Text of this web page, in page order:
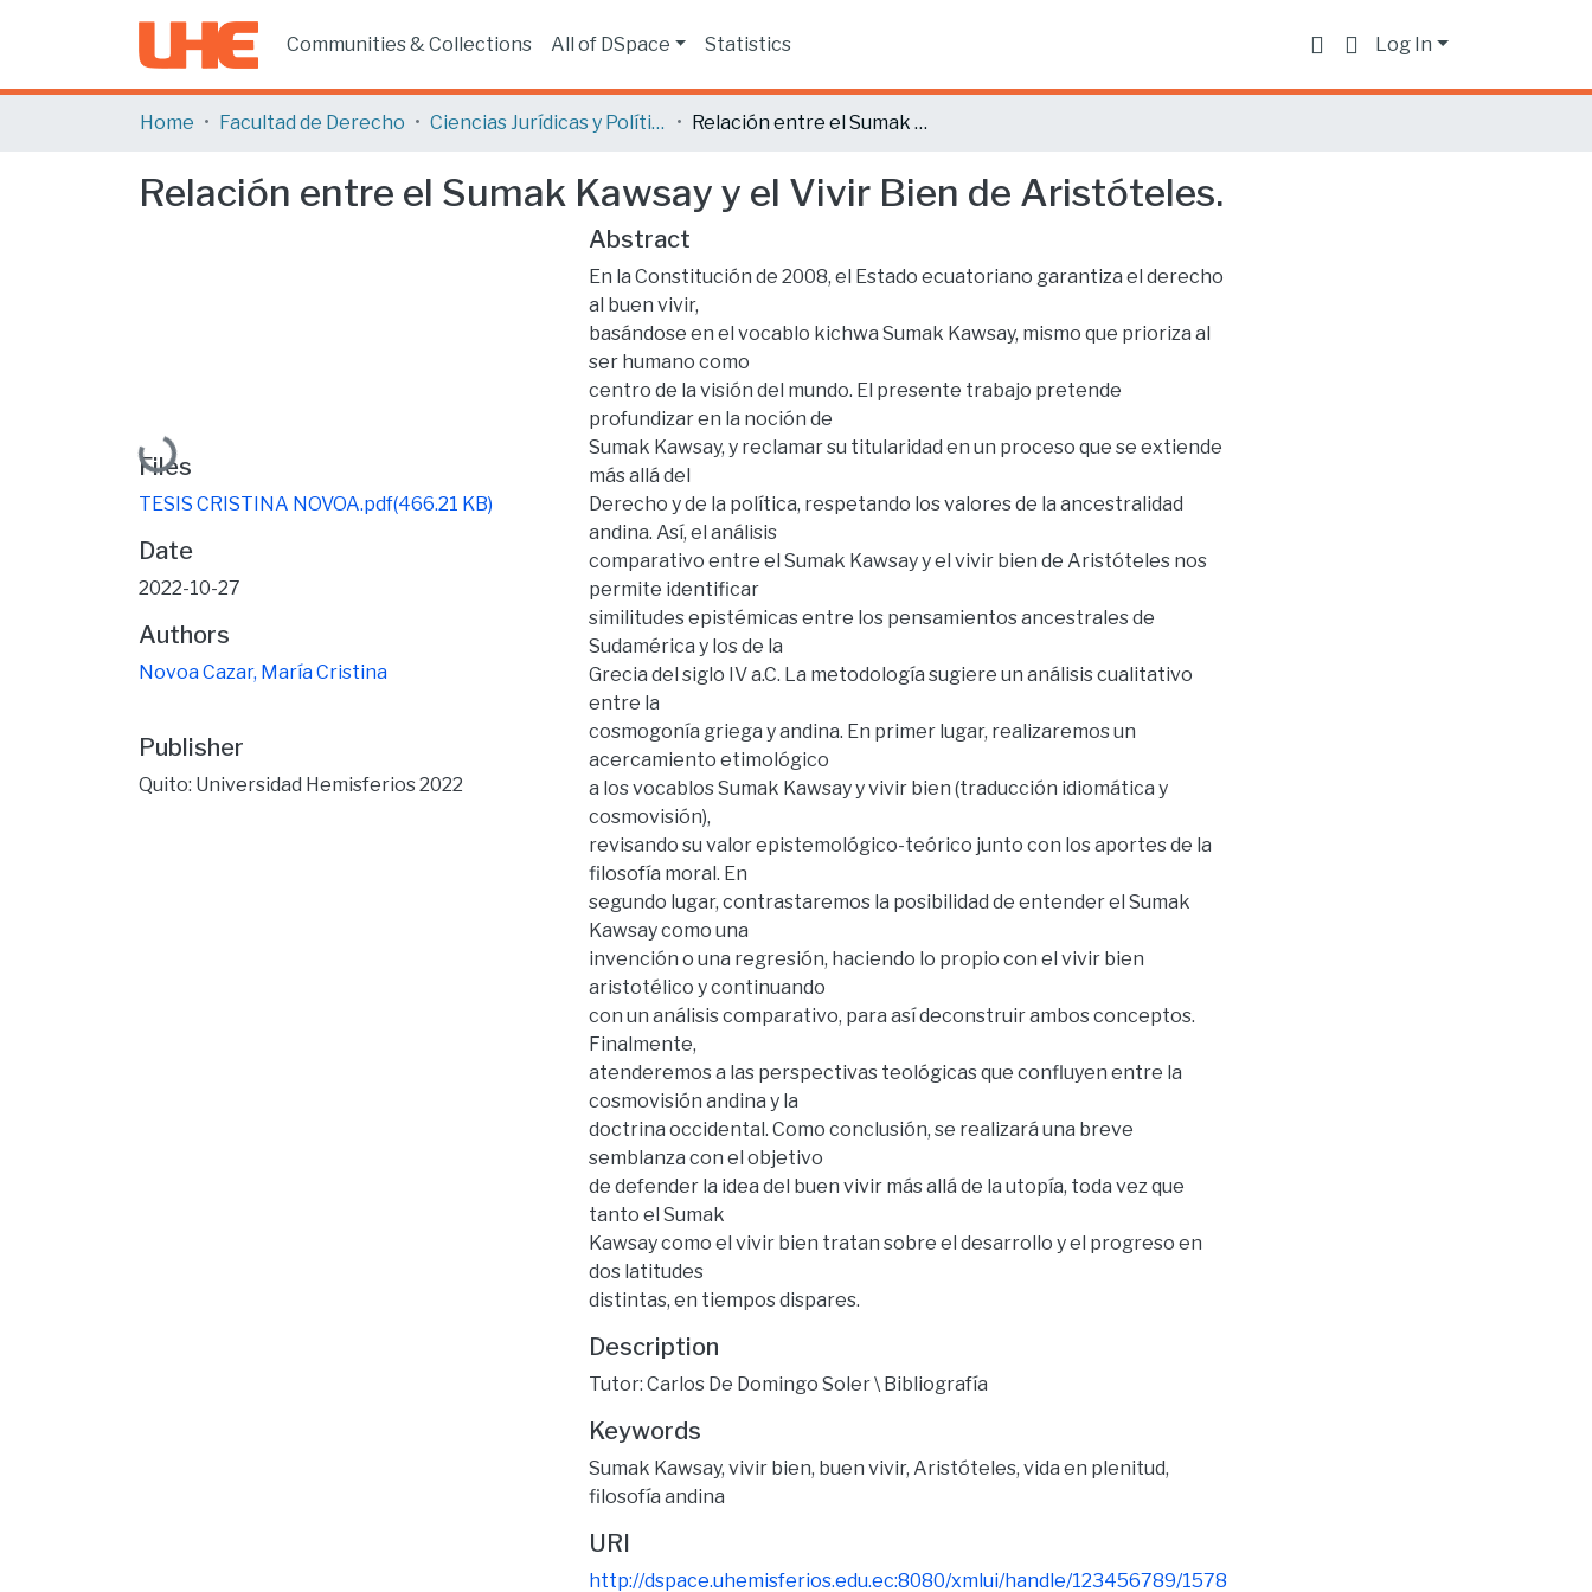
Communities & Collections All of DSpace Statistics Log In
Home Facultad de Derecho Ciencias Jurídicas y Políticas Relación entre el Sumak Kawsay y el Vivir Bien de Aristóteles.
Relación entre el Sumak Kawsay y el Vivir Bien de Aristóteles.
Loading...
Files
TESIS CRISTINA NOVOA.pdf(466.21 KB)
Date
2022-10-27
Authors
Novoa Cazar, María Cristina
Publisher
Quito: Universidad Hemisferios 2022
Abstract
En la Constitución de 2008, el Estado ecuatoriano garantiza el derecho
al buen vivir,
basándose en el vocablo kichwa Sumak Kawsay, mismo que prioriza al
ser humano como
centro de la visión del mundo. El presente trabajo pretende
profundizar en la noción de
Sumak Kawsay, y reclamar su titularidad en un proceso que se extiende
más allá del
Derecho y de la política, respetando los valores de la ancestralidad
andina. Así, el análisis
comparativo entre el Sumak Kawsay y el vivir bien de Aristóteles nos
permite identificar
similitudes epistémicas entre los pensamientos ancestrales de
Sudamérica y los de la
Grecia del siglo IV a.C. La metodología sugiere un análisis cualitativo
entre la
cosmogonía griega y andina. En primer lugar, realizaremos un
acercamiento etimológico
a los vocablos Sumak Kawsay y vivir bien (traducción idiomática y
cosmovisión),
revisando su valor epistemológico-teórico junto con los aportes de la
filosofía moral. En
segundo lugar, contrastaremos la posibilidad de entender el Sumak
Kawsay como una
invención o una regresión, haciendo lo propio con el vivir bien
aristotélico y continuando
con un análisis comparativo, para así deconstruir ambos conceptos.
Finalmente,
atenderemos a las perspectivas teológicas que confluyen entre la
cosmovisión andina y la
doctrina occidental. Como conclusión, se realizará una breve
semblanza con el objetivo
de defender la idea del buen vivir más allá de la utopía, toda vez que
tanto el Sumak
Kawsay como el vivir bien tratan sobre el desarrollo y el progreso en
dos latitudes
distintas, en tiempos dispares.
Description
Tutor: Carlos De Domingo Soler \ Bibliografía
Keywords
Sumak Kawsay, vivir bien, buen vivir, Aristóteles, vida en plenitud,
filosofía andina
URI
http://dspace.uhemisferios.edu.ec:8080/xmlui/handle/123456789/1578